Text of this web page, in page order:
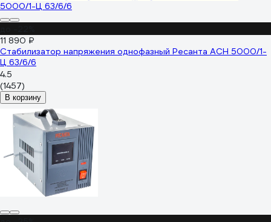
11 890 ₽
Стабилизатор напряжения однофазный Ресанта АСН 5000/1-
Ц 63/6/6
4.5
(1457)
В корзину